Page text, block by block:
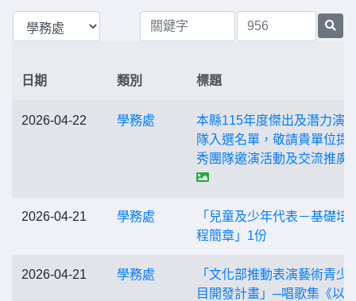
日期 類別 標題
2026-04-22 學務處
本縣115年度傑出及潛力演
隊入選名單，敬請貴單位提
秀團隊邀演活動及交流推廣
2026-04-21 學務處
「兒童及少年代表－基礎培
程簡章」1份
2026-04-21 學務處
「文化部推動表演藝術青少
目開發計畫」─唱歌集《以